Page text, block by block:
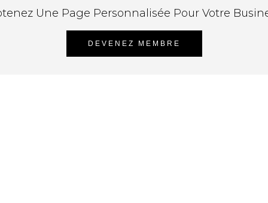
Une Page Personnalisée Pour Votre
DEVENEZ MEMBRE